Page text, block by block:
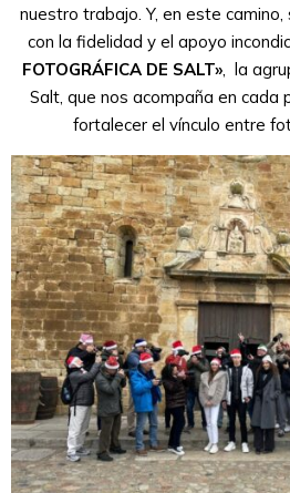
nuestro trabajo. Y, en este
con la fidelidad y el apoyo
FOTOGRÁFICA DE SALT», la
Salt, que nos acompaña en cada
fortalecer el vínculo entre